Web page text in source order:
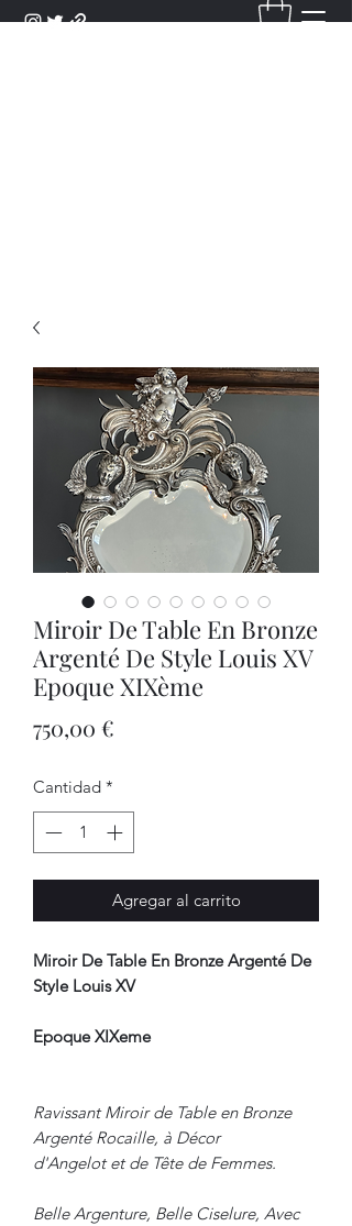
Miroir De Table En Bronze
Argenté De Style Louis XV
Epoque XIXème
750,00 €
Cantidad *
Agregar al carrito
Miroir De Table En Bronze Argenté De
Style Louis XV
Epoque XIXeme
Ravissant Miroir de Table en Bronze
Argenté Rocaille, à Décor
d'Angelot et de Tête de Femmes.
Belle Argenture, Belle Ciselure, Avec